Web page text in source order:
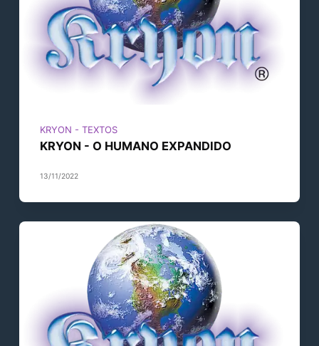
KRYON - TEXTOS
KRYON - O HUMANO EXPANDIDO
13/11/2022